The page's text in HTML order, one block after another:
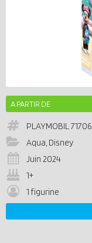
A PARTIR DE
PLAYMOBIL71706
Aqua, Disney
Juin 2024
1+
1 figurine